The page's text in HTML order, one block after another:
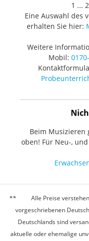
1 ...
Eine Auswahl des
erhalten Sie hier:
Weitere
Mobil:
Beim Musizieren
oben! Für Neu-,
Alle Preise
vorgeschriebenen
Deutschlands sind
aktuelle oder ehemalige